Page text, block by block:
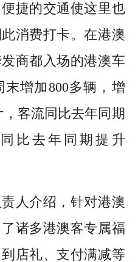
捷的交通使这里也
消费打卡。在港澳
商都入场的港澳车
增加800多辆，增
，客流同比去年同期
比去年同期提升
人介绍，针对港澳
诸多港澳客专属福
店礼、支付满减等